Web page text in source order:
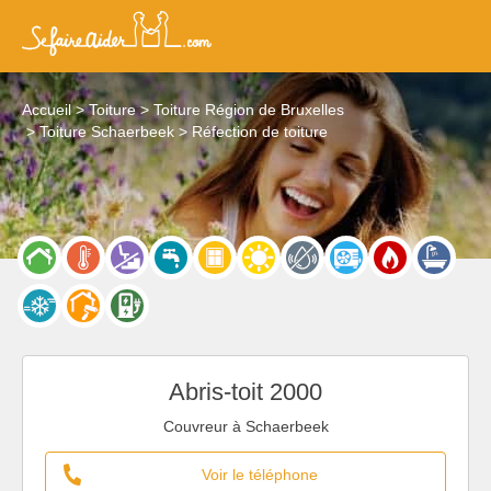
Accueil Toiture
Toiture Région de Bruxelles
Toiture Schaerbeek
Réfection de toiture
Abris-toit 2000
Couvreur à Schaerbeek
Voir le téléphone